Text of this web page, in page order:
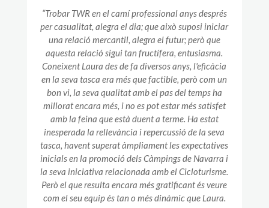
“Trobar TWR en el camí professional anys després
per casualitat, alegra el dia; que això suposi iniciar
una relació mercantil, alegra el futur; però que
aquesta relació sigui tan fructífera, entusiasma.
Coneixent Laura des de fa diversos anys, l'eficàcia
en la seva tasca era més que factible, però com un
bon vi, la seva qualitat amb el pas del temps ha
millorat encara més, i no es pot estar més satisfet
amb la feina que està duent a terme. Ha estat
inesperada la rellevància i repercussió de la seva
tasca, havent superat àmpliament les expectatives
inicials en la promoció dels Càmpings de Navarra i
la seva iniciativa relacionada amb el Cicloturisme.
Però el que resulta encara més gratificant és veure
com el seu equip és tan o més dinàmic que Laura.